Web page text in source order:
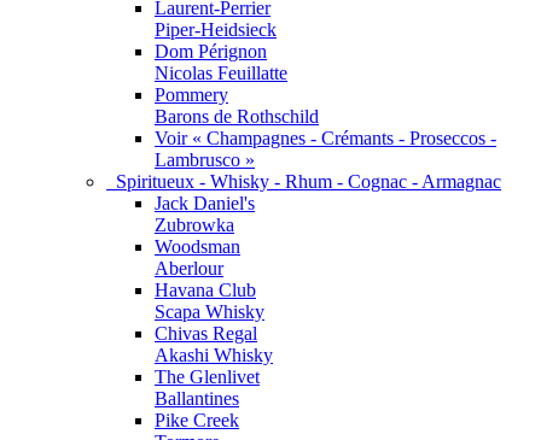
Laurent-Perrier
Piper-Heidsieck
Dom Pérignon
Nicolas Feuillatte
Pommery
Barons de Rothschild
Voir « Champagnes - Crémants - Proseccos -
Lambrusco »
Spiritueux - Whisky - Rhum - Cognac - Armagnac
Jack Daniel's
Zubrowka
Woodsman
Aberlour
Havana Club
Scapa Whisky
Chivas Regal
Akashi Whisky
The Glenlivet
Ballantines
Pike Creek